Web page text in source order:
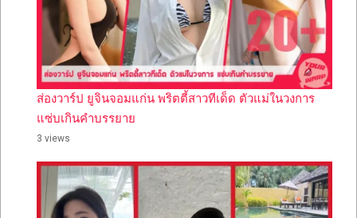
ส่องวาร์ป ยูจินจอมแก่น พริตตี้สาวทีเด็ด ตัวแม่ในวงการ
แซ่บเกินคำบรรยาย
3 views